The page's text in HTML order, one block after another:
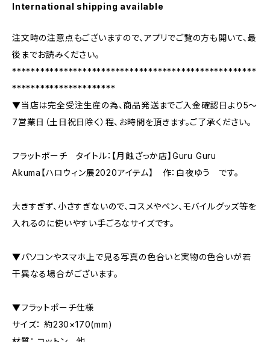
International shipping available
注文時の注意点もございますので、アプリでご覧の方も開いて、最
後までお読みください。
****************************************************
**********************
▼当店は完全受注生産の為、商品発送までご入金確認日より5〜
7営業日（土日祝日除く）程、お時間を頂きます。ご了承ください。
フラットポーチ タイトル：【月蝕ざっか店】Guru Guru
Akuma【ハロウィン展2020アイテム】 作：白夜ゆう です。
大きすぎず、小さすぎないので、コスメやペン、モバイルグッズ等を
入れるのに使いやすい手ごろなサイズです。
▼パソコンやスマホ上で見る写真の色合いと実物の色合いが若
干異なる場合がございます。
▼フラットポーチ仕様
サイズ： 約230×170(mm)